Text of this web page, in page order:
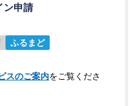
ン申請
ふるまど
スのご案内をご覧くださ